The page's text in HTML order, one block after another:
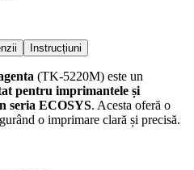
Instrucțiuni
(TK-5220M) este un
pentru imprimantele și
seria ECOSYS. Acesta oferă o
o imprimare clară și precisă.